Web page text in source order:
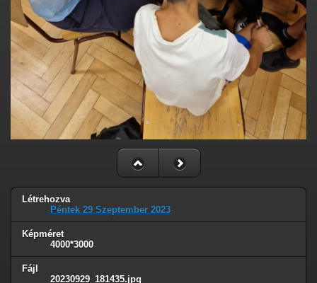
Létrehozva
Péntek 29 Szeptember 2023
Képméret
4000*3000
Fájl
20230929_181435.jpg